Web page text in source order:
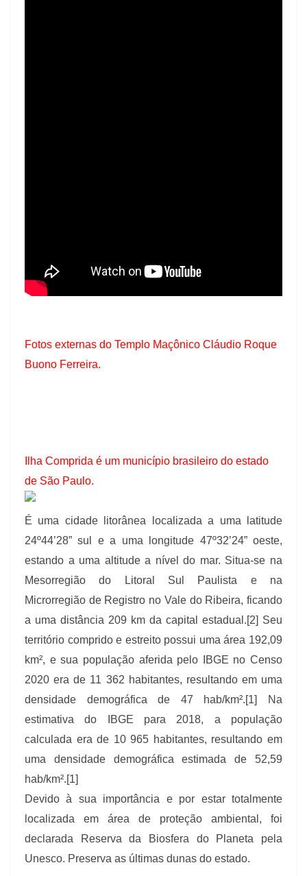
Fotos externas do Templo Maçônico Cláudio Roque
Buono Ferreira.
Ilha Comprida é um município brasileiro do estado
de São Paulo.
É uma cidade litorânea localizada a uma latitude
24º44’28” sul e a uma longitude 47º32’24” oeste,
estando a uma altitude a nível do mar. Situa-se na
Mesorregião do Litoral Sul Paulista e na
Microrregião de Registro no Vale do Ribeira, ficando
a uma distância 209 km da capital estadual.[2] Seu
território comprido e estreito possui uma área 192,09
km², e sua população aferida pelo IBGE no Censo
2020 era de 11 362 habitantes, resultando em uma
densidade demográfica de 47 hab/km².[1] Na
estimativa do IBGE para 2018, a população
calculada era de 10 965 habitantes, resultando em
uma densidade demográfica estimada de 52,59
hab/km².[1]
Devido à sua importância e por estar totalmente
localizada em área de proteção ambiental, foi
declarada Reserva da Biosfera do Planeta pela
Unesco. Preserva as últimas dunas do estado.